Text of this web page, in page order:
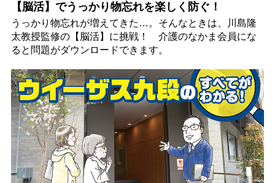
【脳活】でうっかり物忘れを楽しく防ぐ！
うっかり物忘れが増えてきた…。そんなときは、川島隆
太教授監修の【脳活】に挑戦！ 介護のなかま会員にな
ると問題がダウンロードできます。